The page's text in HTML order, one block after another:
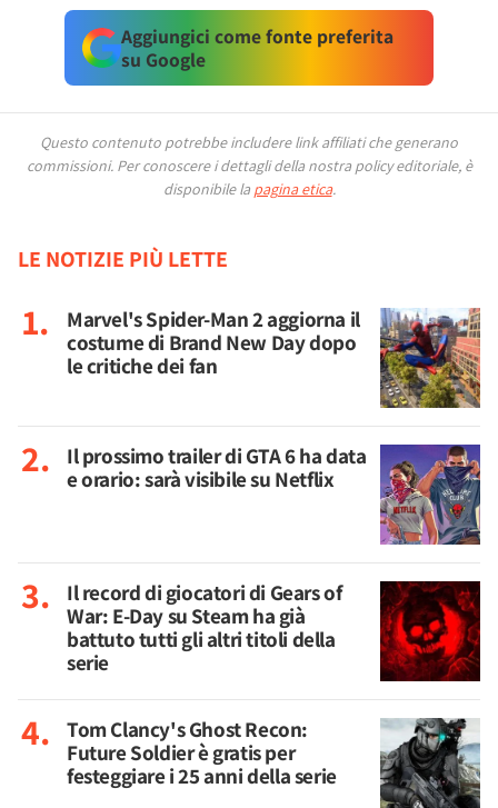
Aggiungici come fonte preferita
su Google
Questo contenuto potrebbe includere link affiliati che generano
commissioni. Per conoscere i dettagli della nostra policy editoriale, è
disponibile la pagina etica.
LE NOTIZIE PIÙ LETTE
Marvel's Spider-Man 2 aggiorna il
costume di Brand New Day dopo
le critiche dei fan
Il prossimo trailer di GTA 6 ha data
e orario: sarà visibile su Netflix
Il record di giocatori di Gears of
War: E-Day su Steam ha già
battuto tutti gli altri titoli della
serie
Tom Clancy's Ghost Recon:
Future Soldier è gratis per
festeggiare i 25 anni della serie